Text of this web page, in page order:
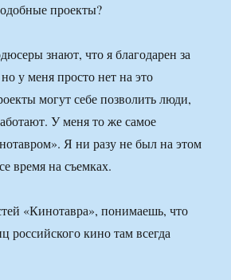
проекты?
знают, что я благодарен за
у меня просто нет на это
могут себе позволить люди,
У меня то же самое
Я ни разу не был на этом
время на съемках.
«Кинотавра», понимаешь, что
российского кино там всегда